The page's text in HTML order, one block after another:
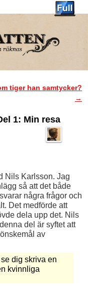
tiger han samtycker?
→
1: Min resa
Nils Karlsson. Jag
så att det både
några frågor och
Det medförde att
dela upp det. Nils
del är syftet att
av
dig skriva en
kvinnliga